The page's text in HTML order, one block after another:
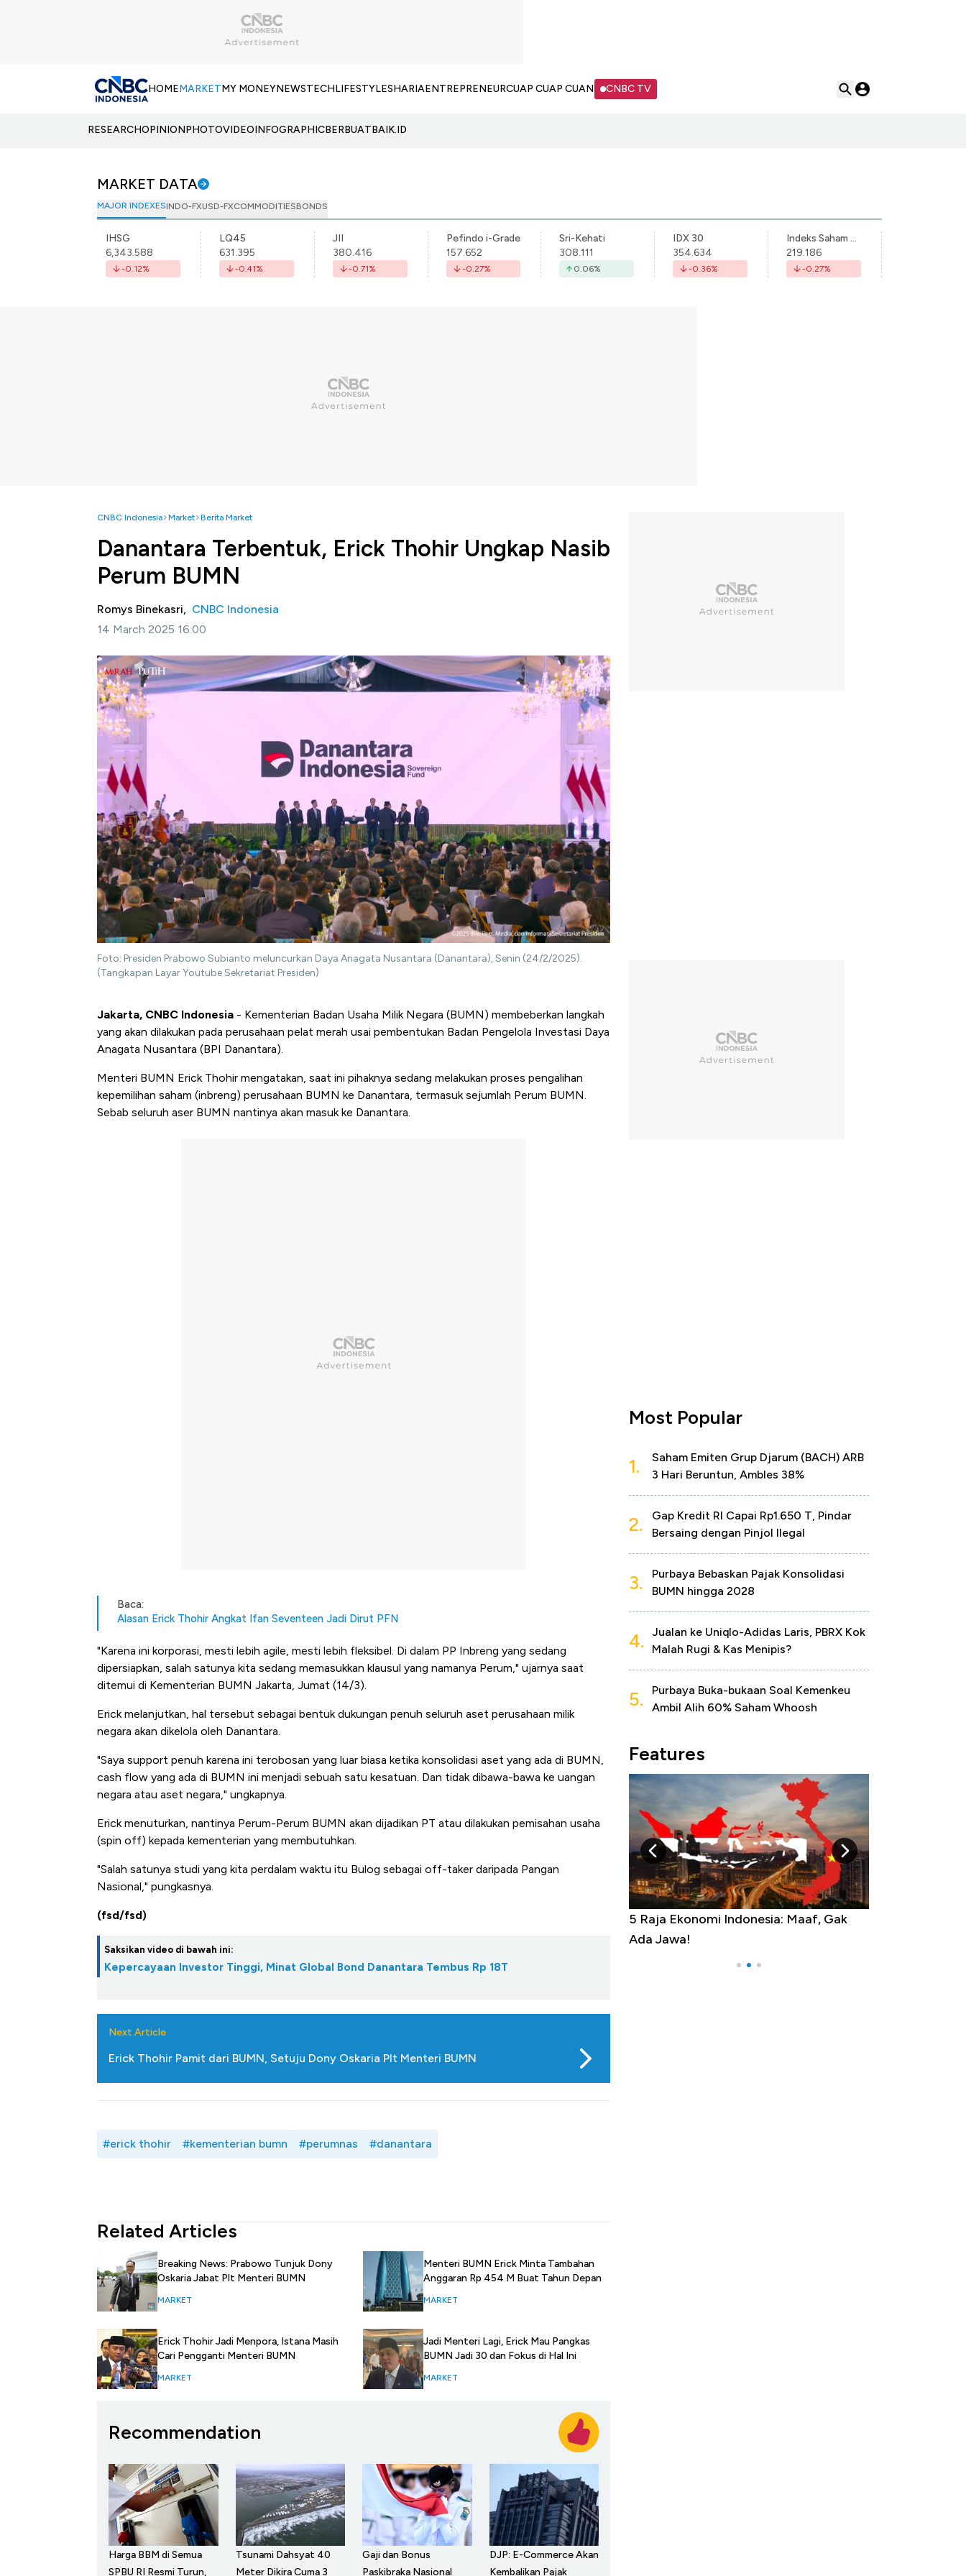
HOMEMARKETMY MONEYNEWSTECHLIFESTYLESHARIAENTREPRENEURCUAP CUAP CUAN CNBC TV
RESEARCHOPINIONPHOTOVIDEOINFOGRAPHICBERBUATBAIK.ID
MARKET DATA
MAJOR INDEXESINDO-FXUSD-FXCOMMODITIESBONDS
IHSG
6,343.588
-0.12%
LQ45
631.395
-0.41%
JII
380.416
-0.71%
Pefindo i-Grade
157.652
-0.27%
Sri-Kehati
308.111
0.06%
IDX 30
354.634
-0.36%
Indeks Saham Syariah Indonesia
219.186
-0.27%
CNBC Indonesia Market Berita Market
Danantara Terbentuk, Erick Thohir Ungkap Nasib
Perum BUMN
Romys Binekasri, CNBC Indonesia
14 March 2025 16:00
Foto: Presiden Prabowo Subianto meluncurkan Daya Anagata Nusantara (Danantara), Senin (24/2/2025).
(Tangkapan Layar Youtube Sekretariat Presiden)
Jakarta, CNBC Indonesia - Kementerian Badan Usaha Milik Negara (BUMN) membeberkan langkah
yang akan dilakukan pada perusahaan pelat merah usai pembentukan Badan Pengelola Investasi Daya
Anagata Nusantara (BPI Danantara).
Menteri BUMN Erick Thohir mengatakan, saat ini pihaknya sedang melakukan proses pengalihan
kepemilihan saham (inbreng) perusahaan BUMN ke Danantara, termasuk sejumlah Perum BUMN.
Sebab seluruh aser BUMN nantinya akan masuk ke Danantara.
Baca:
Alasan Erick Thohir Angkat Ifan Seventeen Jadi Dirut PFN
"Karena ini korporasi, mesti lebih agile, mesti lebih fleksibel. Di dalam PP Inbreng yang sedang
dipersiapkan, salah satunya kita sedang memasukkan klausul yang namanya Perum," ujarnya saat
ditemui di Kementerian BUMN Jakarta, Jumat (14/3).
Erick melanjutkan, hal tersebut sebagai bentuk dukungan penuh seluruh aset perusahaan milik
negara akan dikelola oleh Danantara.
"Saya support penuh karena ini terobosan yang luar biasa ketika konsolidasi aset yang ada di BUMN,
cash flow yang ada di BUMN ini menjadi sebuah satu kesatuan. Dan tidak dibawa-bawa ke uangan
negara atau aset negara," ungkapnya.
Erick menuturkan, nantinya Perum-Perum BUMN akan dijadikan PT atau dilakukan pemisahan usaha
(spin off) kepada kementerian yang membutuhkan.
"Salah satunya studi yang kita perdalam waktu itu Bulog sebagai off-taker daripada Pangan
Nasional," pungkasnya.
(fsd/fsd)
Saksikan video di bawah ini:
Kepercayaan Investor Tinggi, Minat Global Bond Danantara Tembus Rp 18T
Next Article
Erick Thohir Pamit dari BUMN, Setuju Dony Oskaria Plt Menteri BUMN
#erick thohir #kementerian bumn #perumnas #danantara
Related Articles
Breaking News: Prabowo Tunjuk Dony
Oskaria Jabat Plt Menteri BUMN
MARKET
Erick Thohir Jadi Menpora, Istana Masih
Cari Pengganti Menteri BUMN
MARKET
Menteri BUMN Erick Minta Tambahan
Anggaran Rp 454 M Buat Tahun Depan
MARKET
Jadi Menteri Lagi, Erick Mau Pangkas
BUMN Jadi 30 dan Fokus di Hal Ini
MARKET
Recommendation
Harga BBM di Semua
SPBU RI Resmi Turun,
Tsunami Dahsyat 40
Meter Dikira Cuma 3
Gaji dan Bonus
Paskibraka Nasional
DJP: E-Commerce Akan
Kembalikan Pajak
Most Popular
1.
Saham Emiten Grup Djarum (BACH) ARB
3 Hari Beruntun, Ambles 38%
2.
Gap Kredit RI Capai Rp1.650 T, Pindar
Bersaing dengan Pinjol Ilegal
3.
Purbaya Bebaskan Pajak Konsolidasi
BUMN hingga 2028
4.
Jualan ke Uniqlo-Adidas Laris, PBRX Kok
Malah Rugi & Kas Menipis?
5.
Purbaya Buka-bukaan Soal Kemenkeu
Ambil Alih 60% Saham Whoosh
Features
5 Raja Ekonomi Indonesia: Maaf, Gak
Ada Jawa!